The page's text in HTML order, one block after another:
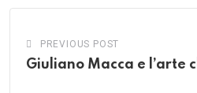
PREVIOUS POST
Giuliano Macca e l’arte